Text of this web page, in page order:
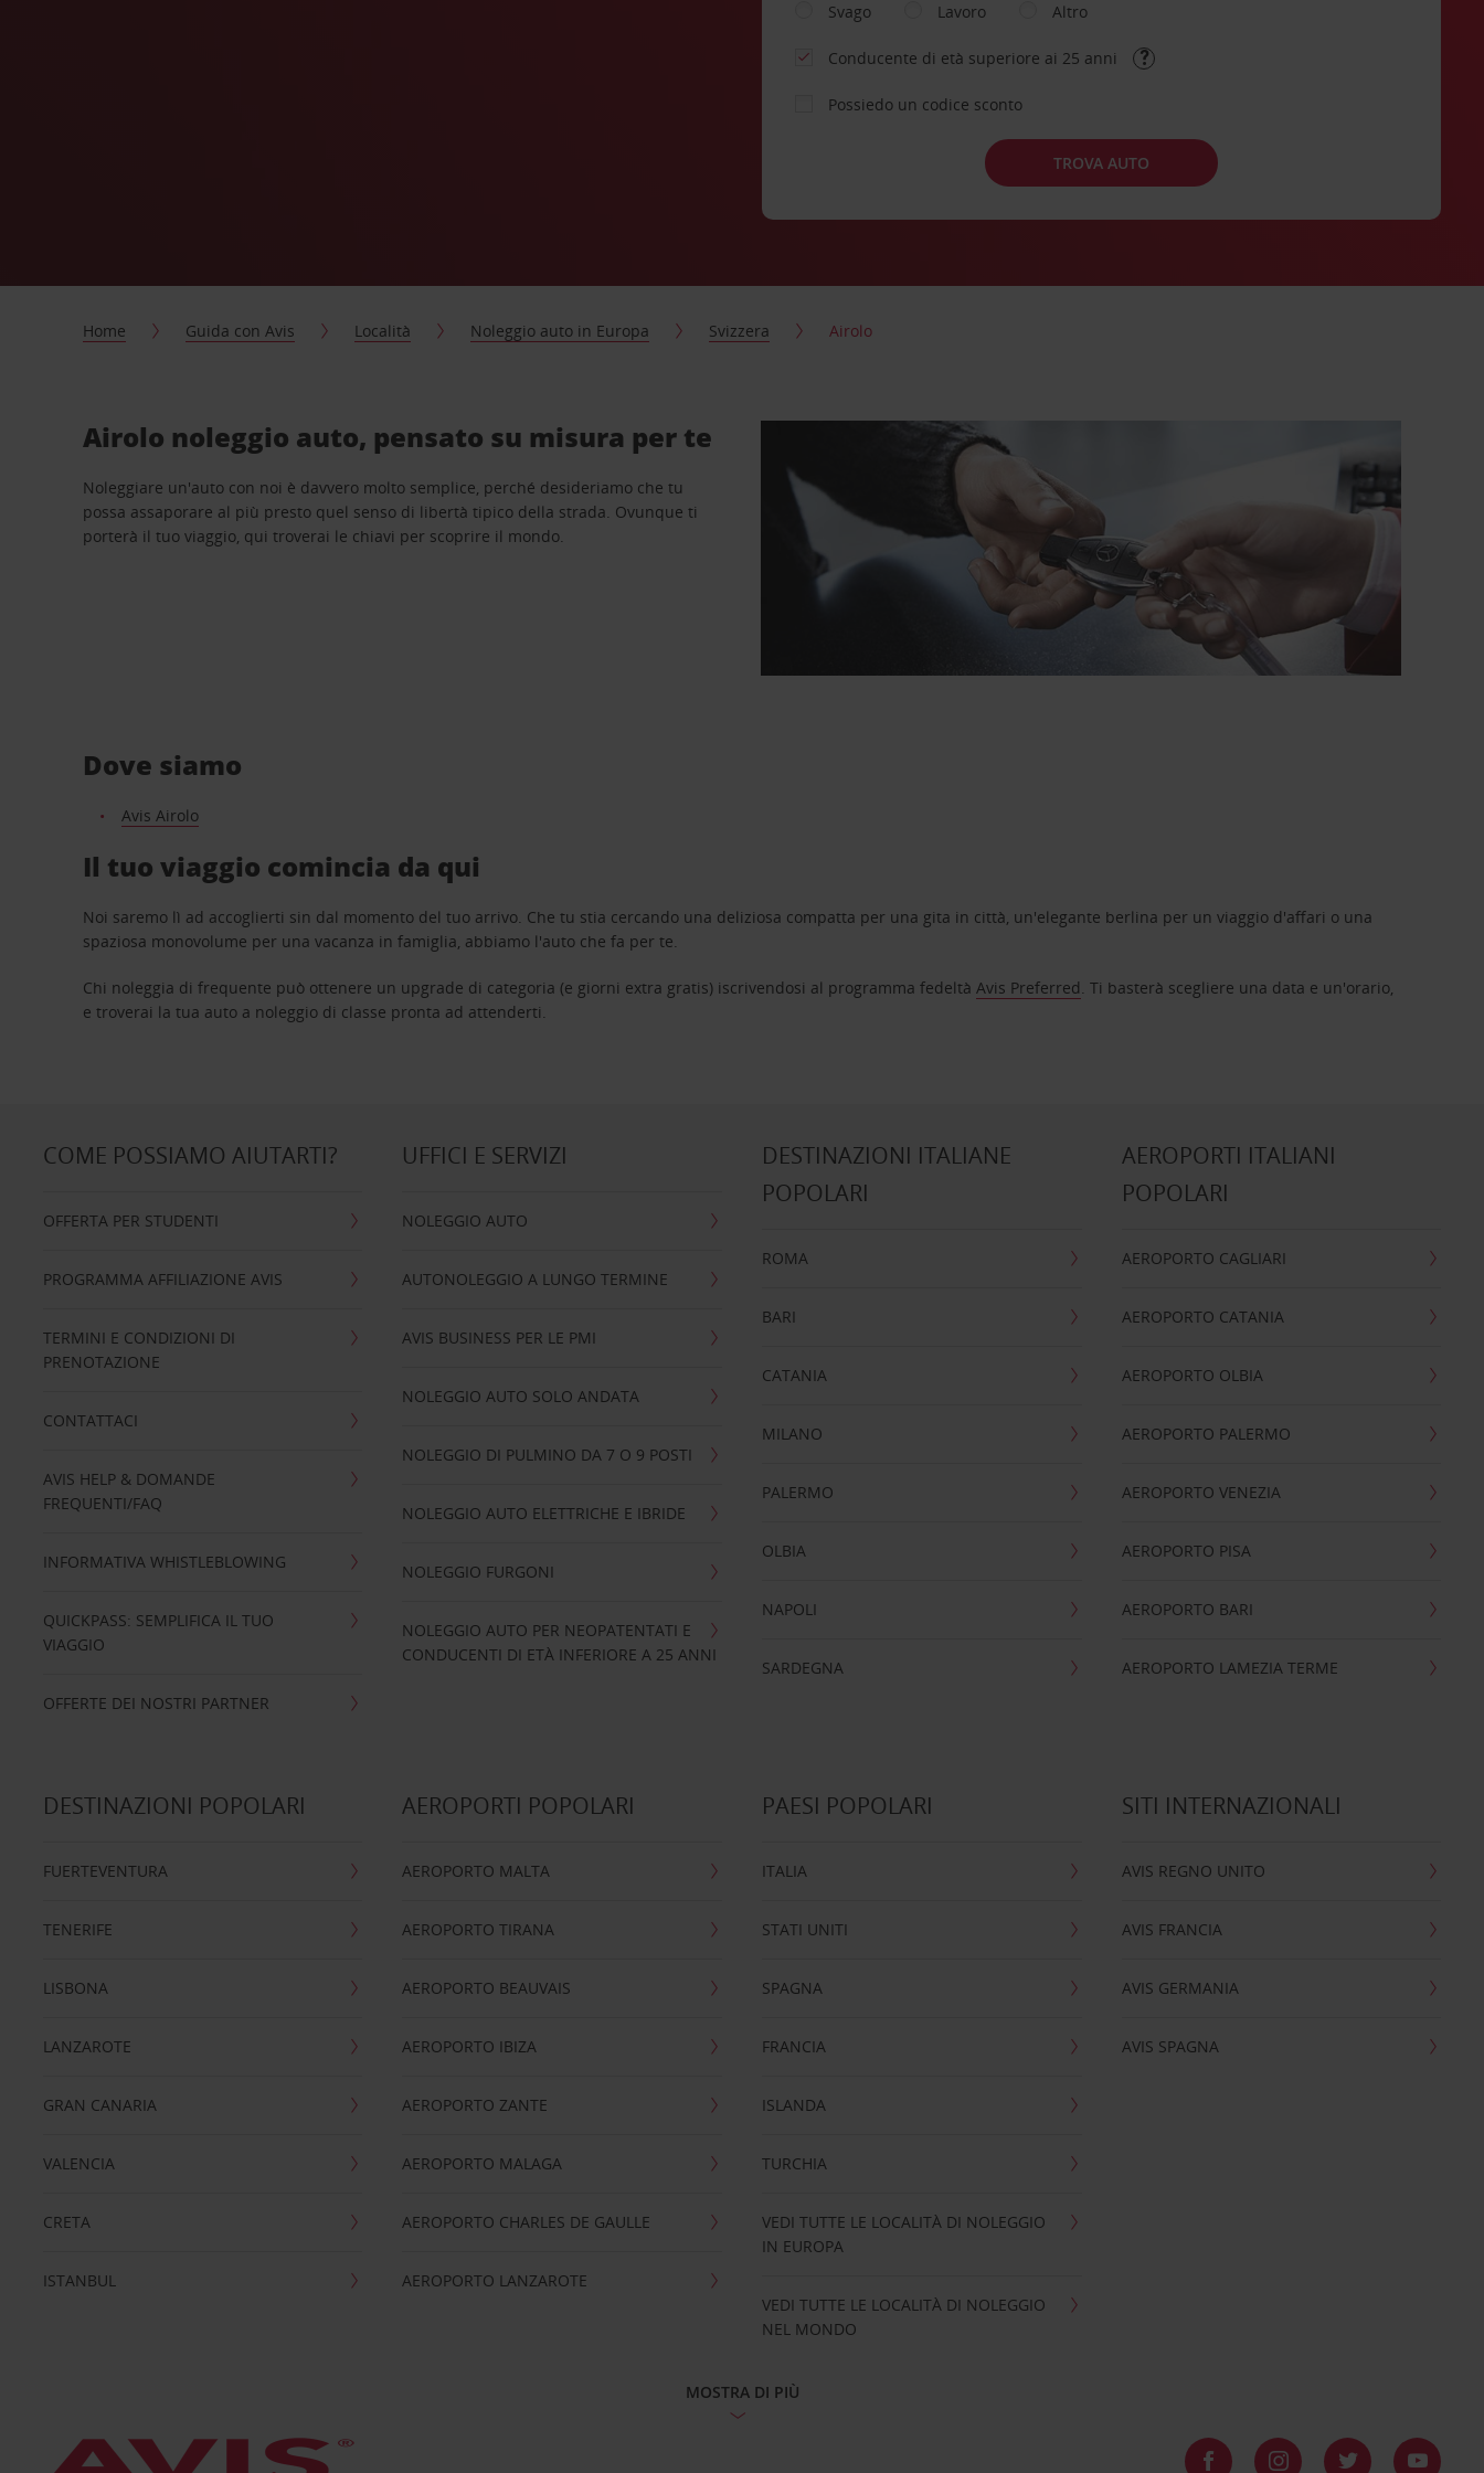
Svago
Lavoro Altro
Conducente di età superiore ai 25 anni
Possiedo un codice sconto
TROVA AUTO
Home Guida con Avis Località Noleggio auto in Europa Svizzera Airolo
Airolo noleggio auto, pensato su misura per te
Noleggiare un'auto con noi è davvero molto semplice, perché desideriamo che tu
possa assaporare al più presto quel senso di libertà tipico della strada. Ovunque ti
porterà il tuo viaggio, qui troverai le chiavi per scoprire il mondo.
Dove siamo
Avis Airolo
Il tuo viaggio comincia da qui
Noi saremo lì ad accoglierti sin dal momento del tuo arrivo. Che tu stia cercando una deliziosa compatta per una gita in città, un'elegante berlina per un viaggio d'affari o una
spaziosa monovolume per una vacanza in famiglia, abbiamo l'auto che fa per te.
Chi noleggia di frequente può ottenere un upgrade di categoria (e giorni extra gratis) iscrivendosi al programma fedeltàAvis Preferred. Ti basterà scegliere una data e un'orario,
e troverai la tua auto a noleggio di classe pronta ad attenderti.
COME POSSIAMO AIUTARTI?
OFFERTA PER STUDENTI
PROGRAMMA AFFILIAZIONE AVIS
TERMINI E CONDIZIONI DI
PRENOTAZIONE
CONTATTACI
AVIS HELP & DOMANDE
FREQUENTI/FAQ
INFORMATIVA WHISTLEBLOWING
QUICKPASS: SEMPLIFICA IL TUO
VIAGGIO
OFFERTE DEI NOSTRI PARTNER
UFFICI E SERVIZI
NOLEGGIO AUTO
AUTONOLEGGIO A LUNGO TERMINE
AVIS BUSINESS PER LE PMI
NOLEGGIO AUTO SOLO ANDATA
NOLEGGIO DI PULMINO DA 7 O 9 POSTI
NOLEGGIO AUTO ELETTRICHE E IBRIDE
NOLEGGIO FURGONI
NOLEGGIO AUTO PER NEOPATENTATI E
CONDUCENTI DI ETÀ INFERIORE A 25 ANNI
DESTINAZIONI ITALIANE
POPOLARI
ROMA
BARI
CATANIA
MILANO
PALERMO
OLBIA
NAPOLI
SARDEGNA
AEROPORTI ITALIANI
POPOLARI
AEROPORTO CAGLIARI
AEROPORTO CATANIA
AEROPORTO OLBIA
AEROPORTO PALERMO
AEROPORTO VENEZIA
AEROPORTO PISA
AEROPORTO BARI
AEROPORTO LAMEZIA TERME
DESTINAZIONI POPOLARI
FUERTEVENTURA
TENERIFE
LISBONA
LANZAROTE
GRAN CANARIA
VALENCIA
CRETA
ISTANBUL
AEROPORTI POPOLARI
AEROPORTO MALTA
AEROPORTO TIRANA
AEROPORTO BEAUVAIS
AEROPORTO IBIZA
AEROPORTO ZANTE
AEROPORTO MALAGA
AEROPORTO CHARLES DE GAULLE
AEROPORTO LANZAROTE
PAESI POPOLARI
ITALIA
STATI UNITI
SPAGNA
FRANCIA
ISLANDA
TURCHIA
VEDI TUTTE LE LOCALITÀ DI NOLEGGIO
IN EUROPA
VEDI TUTTE LE LOCALITÀ DI NOLEGGIO
NEL MONDO
SITI INTERNAZIONALI
AVIS REGNO UNITO
AVIS FRANCIA
AVIS GERMANIA
AVIS SPAGNA
MOSTRA DI PIÙ